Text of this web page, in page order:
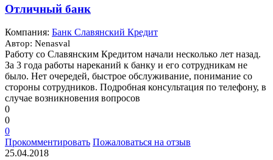
Отличный банк
Компания: Банк Славянский Кредит
Автор: Nenasval
Работу со Славянским Кредитом начали несколько лет назад.
За 3 года работы нареканий к банку и его сотрудникам не
было. Нет очередей, быстрое обслуживание, понимание со
стороны сотрудников. Подробная консультация по телефону, в
случае возникновения вопросов
0
0
0
Прокомментировать Пожаловаться на отзыв
25.04.2018